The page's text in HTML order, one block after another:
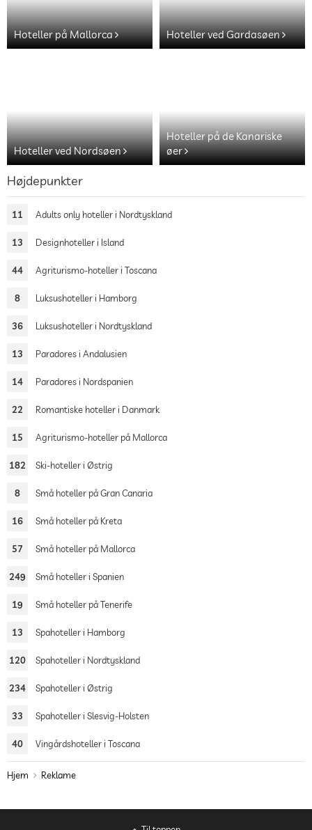
Hoteller på Mallorca Hoteller ved Gardasøen
Hoteller ved Nordsøen
Hoteller på de Kanariske
øer
Højdepunkter
11 Adults only hoteller i Nordtyskland
13 Designhoteller i Island
44 Agriturismo-hoteller i Toscana
8 Luksushoteller i Hamborg
36 Luksushoteller i Nordtyskland
13 Paradores i Andalusien
14 Paradores i Nordspanien
22 Romantiske hoteller i Danmark
15 Agriturismo-hoteller på Mallorca
182 Ski-hoteller i Østrig
8 Små hoteller på Gran Canaria
16 Små hoteller på Kreta
57 Små hoteller på Mallorca
249 Små hoteller i Spanien
19 Små hoteller på Tenerife
13 Spahoteller i Hamborg
120 Spahoteller i Nordtyskland
234 Spahoteller i Østrig
33 Spahoteller i Slesvig-Holsten
40 Vingårdshoteller i Toscana
Hjem Reklame